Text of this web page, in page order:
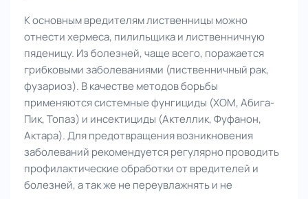
К основным вредителям лиственницы можно
отнести хермеса, пилильщика и лиственничную
пяденицу. Из болезней, чаще всего, поражается
грибковыми заболеваниями (лиственничный рак,
фузариоз). В качестве методов борьбы
применяются системные фунгициды (ХОМ, Абига-
Пик, Топаз) и инсектициды (Актеллик, Фуфанон,
Актара). Для предотвращения возникновения
заболеваний рекомендуется регулярно проводить
профилактические обработки от вредителей и
болезней, а так же не переувлажнять и не